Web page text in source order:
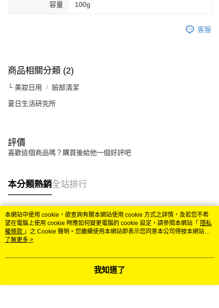
容量 100g
客服
商品相關分類 (2)
└ 美妝日用 臉部清潔
夏日生活研究所
評價
喜歡這個商品嗎？購買後給他一個好評吧
本分類熱銷全站排行
熱門標籤
本網站中使用 cookie，欲查詢有關本網站使用 cookie 方式之詳情，及若您不希
望在電腦上使用 cookie 時應如何變更電腦的 cookie 設定，請參閱本網站「 隱私
權條款 」之 Cookie 聲明。您繼續使用本網站即表示您同意本公司得按本網站使
用條款之 Cookie 聲明使用 cookie。
了解更多 >
我知道了